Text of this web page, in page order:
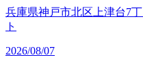
兵庫県神戸市北区上津台7
ト
2026/08/07